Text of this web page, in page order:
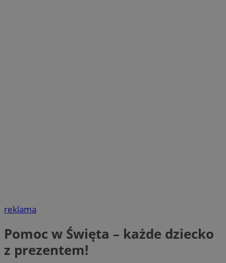
reklama
Pomoc w Święta – każde dziecko
z prezentem!